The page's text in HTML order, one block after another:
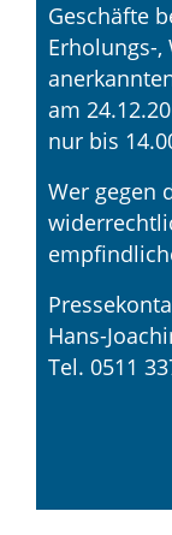
Geschäfte
Erholungs-
am
nur bis
Wer gegen
Hans-
Tel. 0511